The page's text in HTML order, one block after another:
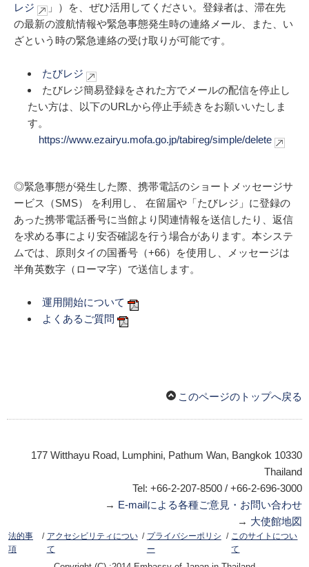
レジ
」）を、ぜひ活用してください。登録者は、滞在先
の最新の渡航情報や緊急事態発生時の連絡メール、また、い
ざという時の緊急連絡の受け取りが可能です。
たびレジ
たびレジ簡易登録をされた方でメールの配信を停止し
たい方は、以下のURLから停止手続きをお願いいたしま
す。
https://www.ezairyu.mofa.go.jp/tabireg/simple/delete
◎緊急事態が発生した際、携帯電話のショートメッセージサ
ービス（SMS） を利用し、 在留届や「たびレジ」に登録の
あった携帯電話番号に当館より関連情報を送信したり、返信
を求める事により安否確認を行う場合があります。本システ
ムでは、原則タイの国番号（+66）を使用し、メッセージは
半角英数字（ローマ字）で送信します。
運用開始について
よくあるご質問
このページのトップへ戻る
177 Witthayu Road, Lumphini, Pathum Wan, Bangkok 10330
Thailand
Tel: +66-2-207-8500 / +66-2-696-3000
→ E-mailによる各種ご意見・お問い合わせ
→ 大使館地図
法的事
項
/ アクセシビリティについ
て
/ プライバシーポリシ
ー
/ このサイトについ
て